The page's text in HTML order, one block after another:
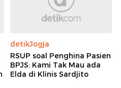
detikJogja
RSUP soal Penghina Pasien
BPJS: Kami Tak Mau ada
Elda di Klinis Sardjito